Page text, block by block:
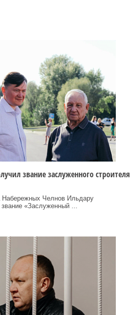
звание заслуженного строителя
Набережных Челнов Ильдару
«Заслуженный ...